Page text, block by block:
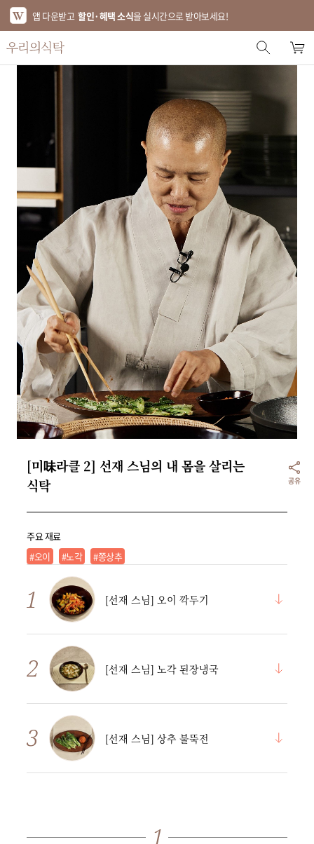
앱 다운받고 할인·혜택 소식을 실시간으로 받아보세요!
에디터 추천
한정특가
베스트
신상품
기획전
브랜드
키친
리빙
가전
공유
[미味라클 2] 선재 스님의 내 몸을 살리는
식탁
주요 재료
#오이
#노각 #쫑상추
[선재 스님] 오이 깍두기
[선재 스님] 노각 된장냉국
[선재 스님] 상추 불뚝전